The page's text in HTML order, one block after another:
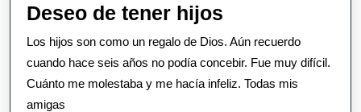
Deseo de tener hijos
de
tener
hijos
Los hijos son como un regalo de Dios. Aún recuerdo
cuando hace seis años no podía concebir. Fue muy difícil.
Cuánto me molestaba y me hacía infeliz. Todas mis
amigas